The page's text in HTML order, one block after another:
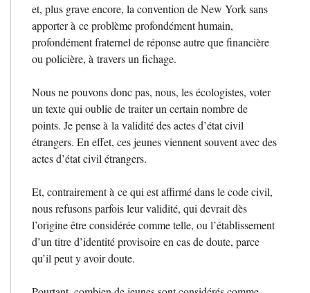
et, plus grave encore, la convention de New York sans
apporter à ce problème profondément humain,
profondément fraternel de réponse autre que financière
ou policière, à travers un fichage.
Nous ne pouvons donc pas, nous, les écologistes, voter
un texte qui oublie de traiter un certain nombre de
points. Je pense à la validité des actes d’état civil
étrangers. En effet, ces jeunes viennent souvent avec des
actes d’état civil étrangers.
Et, contrairement à ce qui est affirmé dans le code civil,
nous refusons parfois leur validité, qui devrait dès
l’origine être considérée comme telle, ou l’établissement
d’un titre d’identité provisoire en cas de doute, parce
qu’il peut y avoir doute.